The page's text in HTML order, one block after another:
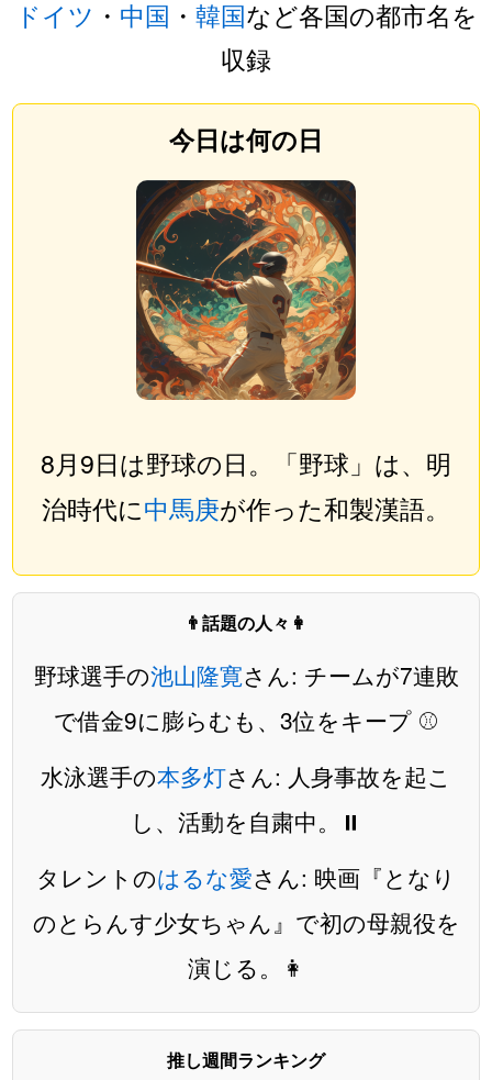
ドイツ ・ 中国 ・ 韓国など各国の都市名を
収録
今日は何の日
8月9日は野球の日。「野球」は、明
治時代に中馬庚が作った和製漢語。
👨話題の人々👩
野球選手の池山隆寛さん: チームが7連敗
で借金9に膨らむも、3位をキープ ⚾️
水泳選手の本多灯さん: 人身事故を起こ
し、活動を自粛中。⏸️
タレントのはるな愛さん: 映画『となり
のとらんす少女ちゃん』で初の母親役を
演じる。👩
推し週間ランキング